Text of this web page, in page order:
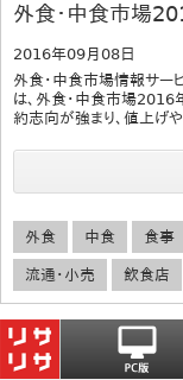
外食・中食市場
2016年09月08日
外食・中食市場情報サー
は、外食・中食市場
約志向が強まり、値上げ
外食 中食 食事
流通・小売 飲食店